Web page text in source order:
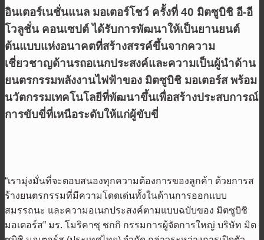
อินเตอร์เนชั่นแนล มอเตอร์โชว์ ครั้งที่ 40 มิตซูบิชิ อี-อี
โวลูชั่น คอนเซปต์ ได้รับการพัฒนาให้เป็นยานยนต์
ต้นแบบแห่งอนาคตที่สร้างสรรค์ขึ้นจากความ
เชี่ยวชาญด้านรถอเนกประสงค์และความเป็นผู้นำด้าน
ยนตรกรรมพลังงานไฟฟ้าของ มิตซูบิชิ มอเตอร์ส พร้อม
นวัตกรรมเทคโนโลยีที่พัฒนาขึ้นเพื่อสร้างประสบการณ์
การขับขี่ที่เหนือระดับให้แก่ผู้ขับขี่
“เรามุ่งมั่นที่จะตอบสนองทุกความต้องการของลูกค้า ด้วยการส
ร้างยนตรกรรมที่มีความโดดเด่นทั้งในด้านการออกแบบ
สมรรถนะ และความอเนกประสงค์ตามแบบฉบับของ มิตซูบิชิ
มอเตอร์ส” มร. โมริคาซุ ชกกิ กรรมการผู้จัดการใหญ่ บริษัท มิต